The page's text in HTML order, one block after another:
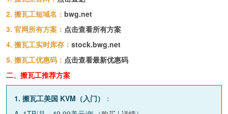
2. 搬瓦工短域名： bwg.net
3. 官网所有方案： 点击查看所有方案
4. 搬瓦工实时库存： stock.bwg.net
5. 搬瓦工优惠码： 点击查看最新优惠码
二、搬瓦工推荐方案
1. 搬瓦工美国 KVM（入门）
：